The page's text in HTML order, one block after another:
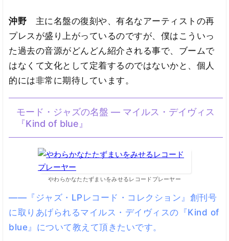
沖野 主に名盤の復刻や、有名なアーティストの再
プレスが盛り上がっているのですが、僕はこういっ
た過去の音源がどんどん紹介される事で、ブームで
はなくて文化として定着するのではないかと、個人
的には非常に期待しています。
モード・ジャズの名盤 — マイルス・デイヴィス
『Kind of blue』
やわらかなたたずまいをみせるレコードプレーヤー
――『ジャズ・LPレコード・コレクション』創刊号
に取りあげられるマイルス・デイヴィスの『Kind of
blue』について教えて頂きたいです。